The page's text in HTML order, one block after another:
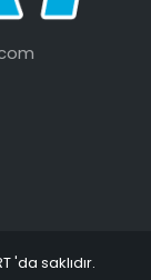
'da saklıdır.